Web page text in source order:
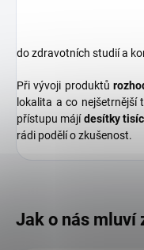
do zdravotních studií a
Při vývoji produktů
lokalita a co nejšetrnější
přístupu májí desítky
rádi podělí o zkušenost.